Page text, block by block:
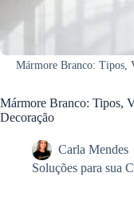
Mármore Branco: Tipos,
Mármore Branco: Tipos,
Decoração
Carla Mendes
Soluções para sua